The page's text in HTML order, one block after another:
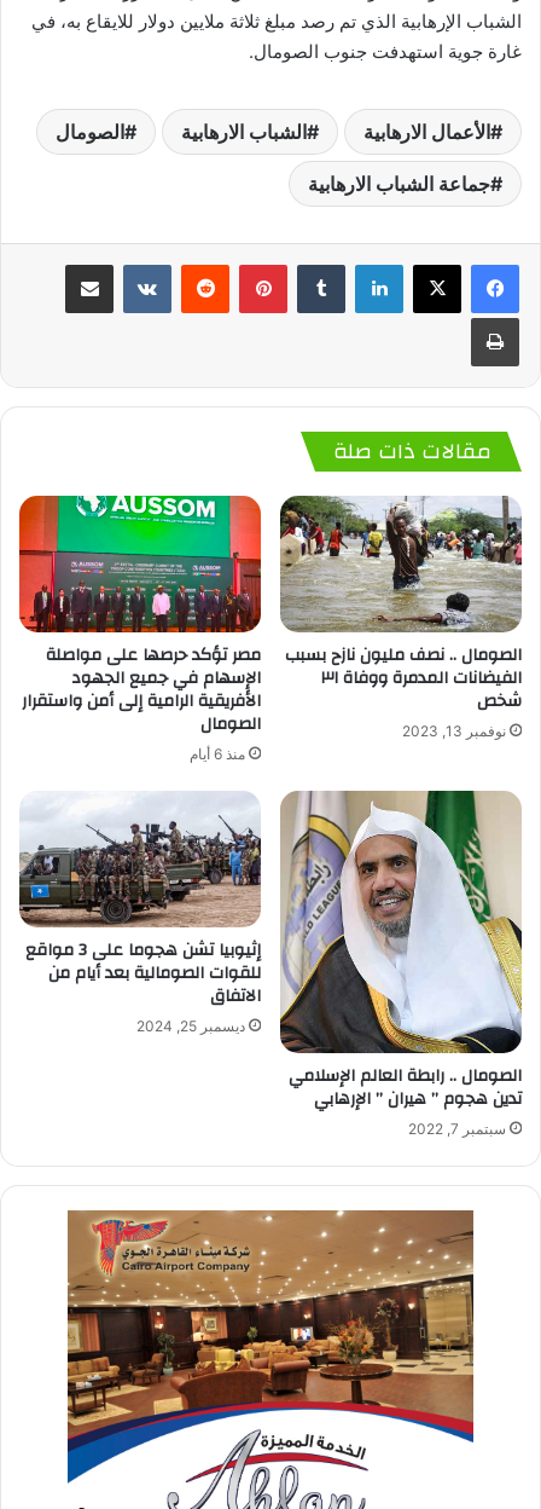
الشباب الإرهابية الذي تم رصد مبلغ ثلاثة ملايين دولار للايقاع به، في
غارة جوية استهدفت جنوب الصومال.
الأعمال الارهابية الشباب الارهابية الصومال
جماعة الشباب الارهابية
لينكدإن بينتيريست
مقالات ذات صلة
الصومال .. نصف مليون نازح بسبب
الفيضانات المدمرة ووفاة ٣١
شخص
نوفمبر 13, 2023
مصر تؤكد حرصها على مواصلة
الإسهام في جميع الجهود
الأفريقية الرامية إلى أمن واستقرار
الصومال
منذ 6 أيام
الصومال .. رابطة العالم الإسلامي
تدين هجوم ” هيران ” الإرهابي
سبتمبر 7, 2022
إثيوبيا تشن هجوما على 3 مواقع
للقوات الصومالية بعد أيام من
الاتفاق
ديسمبر 25, 2024